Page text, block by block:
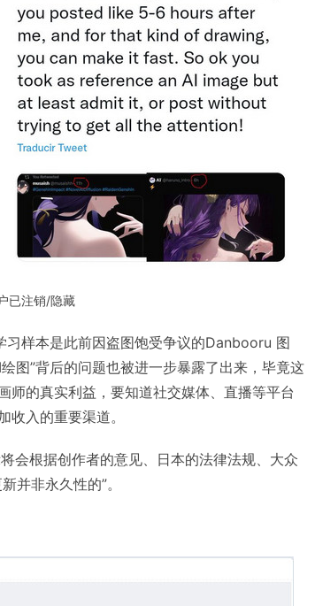
已注销/隐藏
样本是此前因盗图饱受争议的Danbooru 图
图”背后的问题也被进一步暴露了出来，毕竟这
师的真实利益，要知道社交媒体、直播等平台
入的重要渠道。
会根据创作者的意见、日本的法律法规、大众
并非永久性的”。